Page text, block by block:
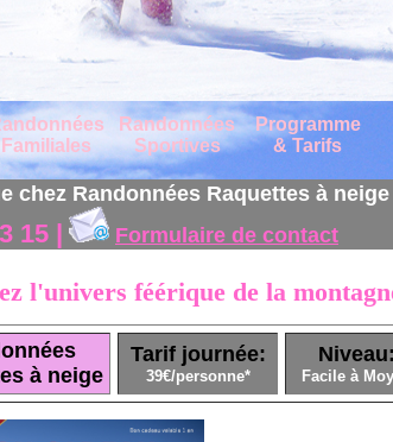
Familiales
Randonnées
Sportives
Programme
& Tarifs
chez Randonnées Raquettes à
15 | Formulaire de contact
l'univers féérique de la
à neige
Tarif journée:
39€/personne*
Niveau:
Facile à